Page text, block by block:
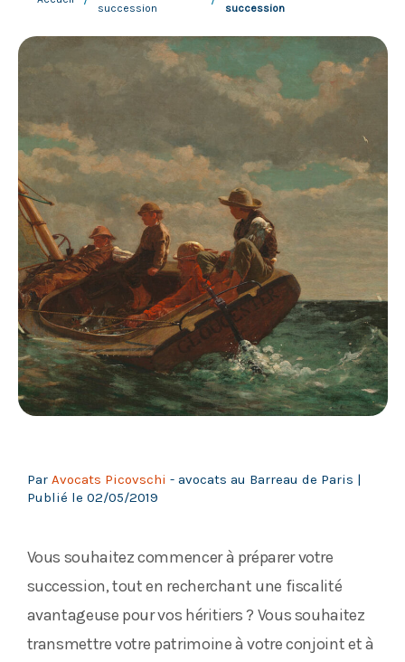
succession
succession
Par Avocats Picovschi - avocats au Barreau de Paris |
Publié le 02/05/2019
Vous souhaitez commencer à préparer votre
succession, tout en recherchant une fiscalité
avantageuse pour vos héritiers ? Vous souhaitez
transmettre votre patrimoine à votre conjoint et à